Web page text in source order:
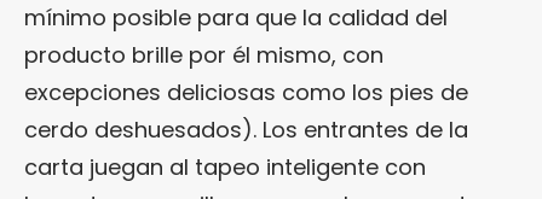
mínimo posible para que la calidad del
producto brille por él mismo, con
excepciones deliciosas como los pies de
cerdo deshuesados). Los entrantes de la
carta juegan al tapeo inteligente con